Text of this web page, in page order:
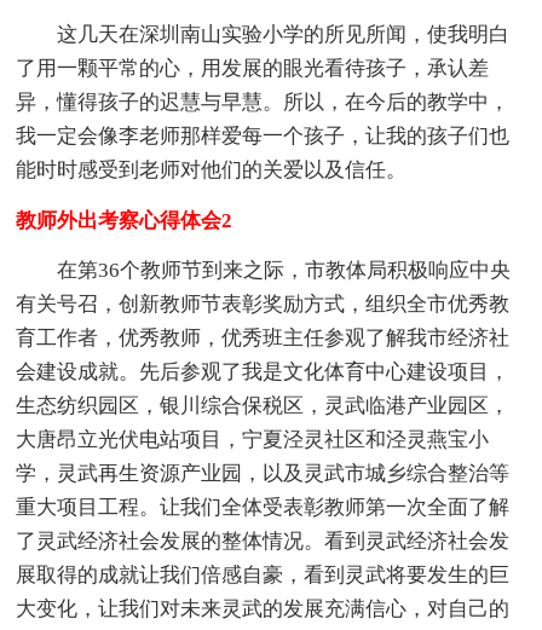
这几天在深圳南山实验小学的所见所闻，使我明白
了用一颗平常的心，用发展的眼光看待孩子，承认差
异，懂得孩子的迟慧与早慧。所以，在今后的教学中，
我一定会像李老师那样爱每一个孩子，让我的孩子们也
能时时感受到老师对他们的关爱以及信任。
教师外出考察心得体会2
在第36个教师节到来之际，市教体局积极响应中央
有关号召，创新教师节表彰奖励方式，组织全市优秀教
育工作者，优秀教师，优秀班主任参观了解我市经济社
会建设成就。先后参观了我是文化体育中心建设项目，
生态纺织园区，银川综合保税区，灵武临港产业园区，
大唐昂立光伏电站项目，宁夏泾灵社区和泾灵燕宝小
学，灵武再生资源产业园，以及灵武市城乡综合整治等
重大项目工程。让我们全体受表彰教师第一次全面了解
了灵武经济社会发展的整体情况。看到灵武经济社会发
展取得的成就让我们倍感自豪，看到灵武将要发生的巨
大变化，让我们对未来灵武的发展充满信心，对自己的